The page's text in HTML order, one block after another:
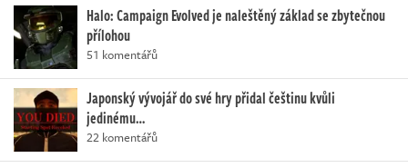
Halo: Campaign Evolved je naleštěný základ se zbytečnou
přílohou
51 komentářů
Japonský vývojář do své hry přidal češtinu kvůli
jedinému…
22 komentářů